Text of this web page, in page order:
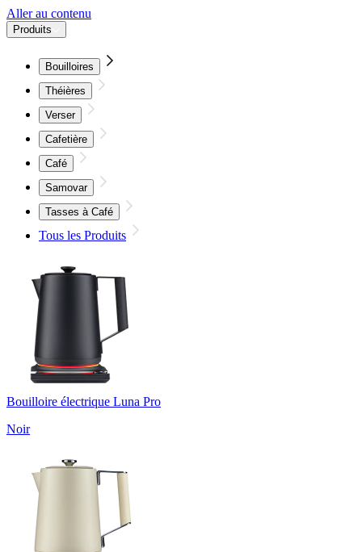
Aller au contenu
Produits
Bouilloires
Théières
Verser
Cafetière
Café
Samovar
Tasses à Café
Tous les Produits
Bouilloire électrique Luna Pro
Noir